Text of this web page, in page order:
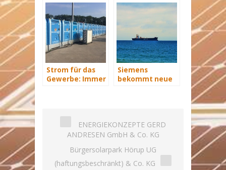
Hunderte Euro
an Heizkosten
Strom für das
Gewerbe: Immer
Siemens
bekommt neue
ENERGIEKONZEPTE GERD
ANDRESEN GmbH & Co. KG
Bürgersolarpark Hörup UG
(haftungsbeschränkt) & Co. KG